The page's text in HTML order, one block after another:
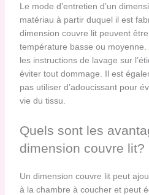
Le mode d’entretien d’un
matériau à partir duquel il est
dimension couvre lit peuvent
température basse ou
les instructions de lavage sur
éviter tout dommage. Il est
pas utiliser d’adoucissant pour
vie du tissu.
Quels sont les
dimension couvre lit?
Un dimension couvre lit peut
à la chambre à coucher et peut